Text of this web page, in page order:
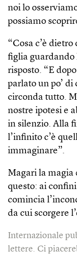
noi lo
possiamo
“Cosa c’è
figlia guardando
risposto. “E
parlato un po’ di
circonda tutto.
nostre ipotesi e
in silenzio. Alla
l’infinito c’è
immaginare”.
Magari la magia
questo: ai
comincia
da cui scorgere
Internazionale
lettere. Ci